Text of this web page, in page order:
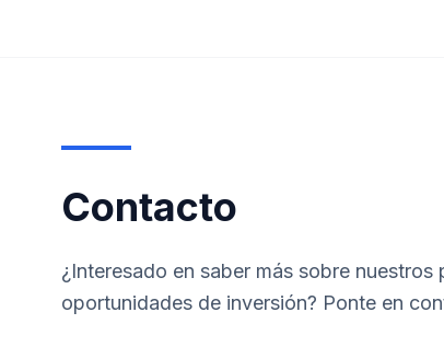
Contacto
¿Interesado en saber más sobre
oportunidades de inversión? Ponte en